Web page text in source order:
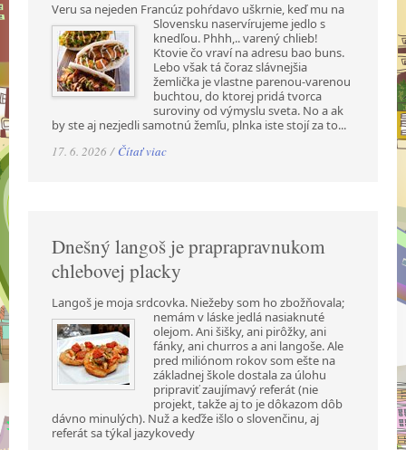
Veru sa nejeden Francúz pohŕdavo uškrnie, keď mu na
Slovensku naservírujeme jedlo s
knedľou. Phhh,.. varený chlieb!
Ktovie čo vraví na adresu bao buns.
Lebo však tá čoraz slávnejšia
žemlička je vlastne parenou-varenou
buchtou, do ktorej pridá tvorca
suroviny od výmyslu sveta. No a ak
by ste aj nezjedli samotnú žemľu, plnka iste stojí za to...
17. 6. 2026 / Čítať viac
Dnešný langoš je praprapravnukom
chlebovej placky
Langoš je moja srdcovka. Niežeby som ho zbožňovala;
nemám v láske jedlá nasiaknuté
olejom. Ani šišky, ani pirôžky, ani
fánky, ani churros a ani langoše. Ale
pred miliónom rokov som ešte na
základnej škole dostala za úlohu
pripraviť zaujímavý referát (nie
projekt, takže aj to je dôkazom dôb
dávno minulých). Nuž a keďže išlo o slovenčinu, aj
referát sa týkal jazykovedy